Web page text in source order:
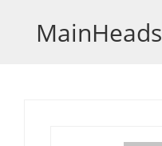
MainHeads